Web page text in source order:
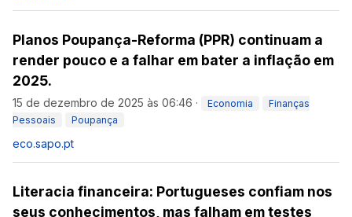
Planos Poupança-Reforma (PPR) continuam a
render pouco e a falhar em bater a inflação em
2025.
15 de dezembro de 2025 às 06:46 · Economia
Finanças
Pessoais
Poupança
eco.sapo.pt
Literacia financeira: Portugueses confiam nos
seus conhecimentos, mas falham em testes